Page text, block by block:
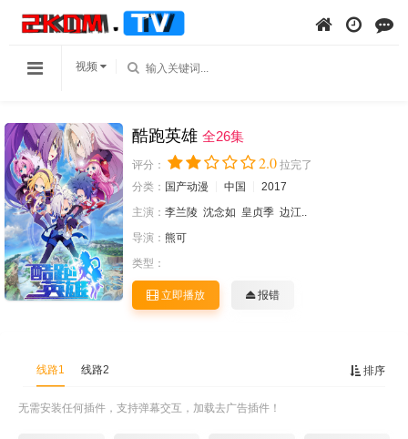
视频
酷跑英雄 全26集
评分： 2.0 拉完了
分类： 国产动漫 中国
2017
主演： 李兰陵 沈念如 皇贞季 边江..
导演： 熊可
类型：
立即播放 报错
排序
线路1 线路2
无需安装任何插件，支持弹幕交互，加载去广告插件！